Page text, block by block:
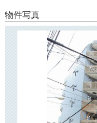
「プレスタイル神楽坂」周辺に
ざいますので、日々のお買い物
また近隣には「江戸川橋地蔵
物件写真